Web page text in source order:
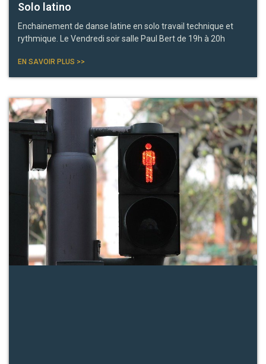
Solo latino
Enchainement de danse latine en solo travail technique et
rythmique. Le Vendredi soir salle Paul Bert de 19h à 20h
EN SAVOIR PLUS >>